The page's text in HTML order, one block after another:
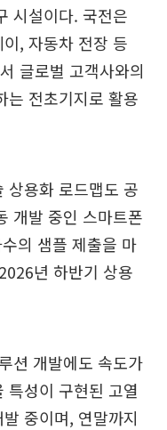
시설이다. 국전은
, 자동차 전장 등
글로벌 고객사와의
는 전초기지로 활용
상용화 로드맵도 공
개발 중인 스마트폰
의 샘플 제출을 마
년 하반기 상용
션 개발에도 속도가
특성이 구현된 고열
중이며, 연말까지